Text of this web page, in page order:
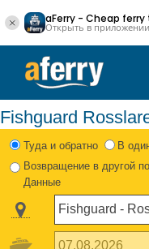
aFerry - Cheap
Открыть в
Fishguard
Туда и обратно
В
Возвращение в другой
Данные